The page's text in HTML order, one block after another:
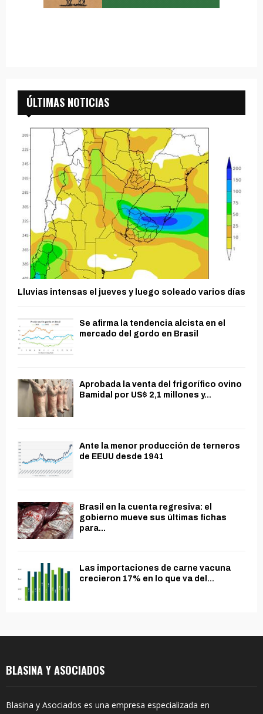
ÚLTIMAS NOTICIAS
Lluvias intensas el jueves y luego soleado varios días
Se afirma la tendencia alcista en el
mercado del gordo en Brasil
Aprobada la venta del frigorífico ovino
Bamidal por US$ 2,1 millones y...
Ante la menor producción de terneros
de EEUU desde 1941
Brasil en la cuenta regresiva: el
gobierno mueve sus últimas fichas
para...
Las importaciones de carne vacuna
crecieron 17% en lo que va del...
BLASINA Y ASOCIADOS
Blasina y Asociados es una empresa especializada en